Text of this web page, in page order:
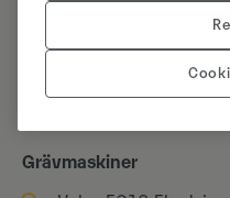
Den nya
provkörning.
Grävmaskiner